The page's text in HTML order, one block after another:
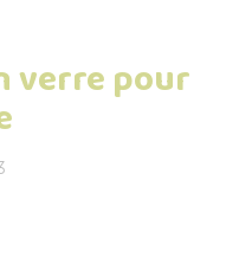
verre pour